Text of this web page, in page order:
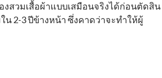
สวมเสื้อผ้าแบบเสมือนจริงได้ก่อนตัดสิน
2-3 ปีข้างหน้า ซึ่งคาดว่าจะทำให้ผู้